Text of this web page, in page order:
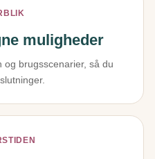
muligheder
brugsscenarier, så du